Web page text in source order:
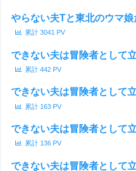
やらない夫Tと東北のウマ
累計 3041 PV
できない夫は冒険者として
累計 442 PV
できない夫は冒険者として
累計 163 PV
できない夫は冒険者として
累計 136 PV
できない夫は冒険者として